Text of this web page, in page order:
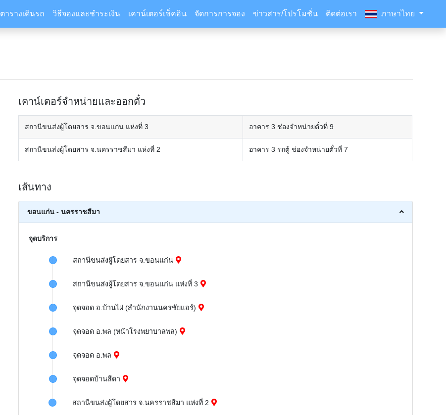
ตารางเดินรถ วิธีจองและชำระเงิน เคาน์เตอร์เช็คอิน จัดการการจอง ข่าวสาร/โปรโมชั่น ติดต่อเรา ภาษาไทย
เคาน์เตอร์จำหน่ายและออกตั๋ว
สถานีขนส่งผู้โดยสาร จ.ขอนแก่น แห่งที่ 3 อาคาร 3 ช่องจำหน่ายตั๋วที่ 9
สถานีขนส่งผู้โดยสาร จ.นครราชสีมา แห่งที่ 2 อาคาร 3 รถตู้ ช่องจำหน่ายตั๋วที่ 7
เส้นทาง
ขอนแก่น - นครราชสีมา
จุดบริการ
สถานีขนส่งผู้โดยสาร จ.ขอนแก่น
สถานีขนส่งผู้โดยสาร จ.ขอนแก่น แห่งที่ 3
จุดจอด อ.บ้านไผ่ (สำนักงานนครชัยแอร์)
จุดจอด อ.พล (หน้าโรงพยาบาลพล)
จุดจอด อ.พล
จุดจอดบ้านสีดา
สถานีขนส่งผู้โดยสาร จ.นครราชสีมา แห่งที่ 2